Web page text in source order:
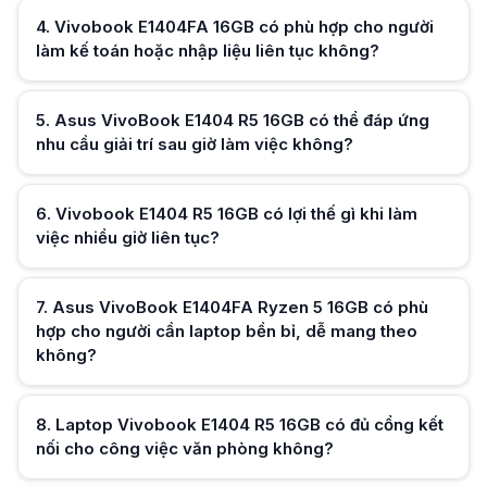
Hữu ích (0 )
Hữu ích (0)
4. Vivobook E1404FA 16GB có phù hợp cho người
làm kế toán hoặc nhập liệu liên tục không?
Hữu ích (0)
5. Asus VivoBook E1404 R5 16GB có thể đáp ứng
nhu cầu giải trí sau giờ làm việc không?
Hữu ích (0)
6. Vivobook E1404 R5 16GB có lợi thế gì khi làm
việc nhiều giờ liên tục?
7. Asus VivoBook E1404FA Ryzen 5 16GB có phù
hợp cho người cần laptop bền bỉ, dễ mang theo
không?
8. Laptop Vivobook E1404 R5 16GB có đủ cổng kết
nối cho công việc văn phòng không?